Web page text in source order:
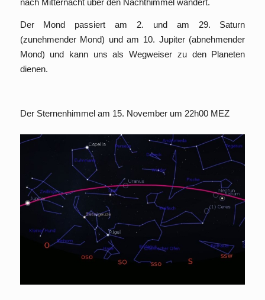
nach Mitternacht über den Nachthimmel wandert.
Der Mond passiert am 2. und am 29. Saturn
(zunehmender Mond) und am 10. Jupiter (abnehmender
Mond) und kann uns als Wegweiser zu den Planeten
dienen.
Der Sternenhimmel am 15. November um 22h00 MEZ